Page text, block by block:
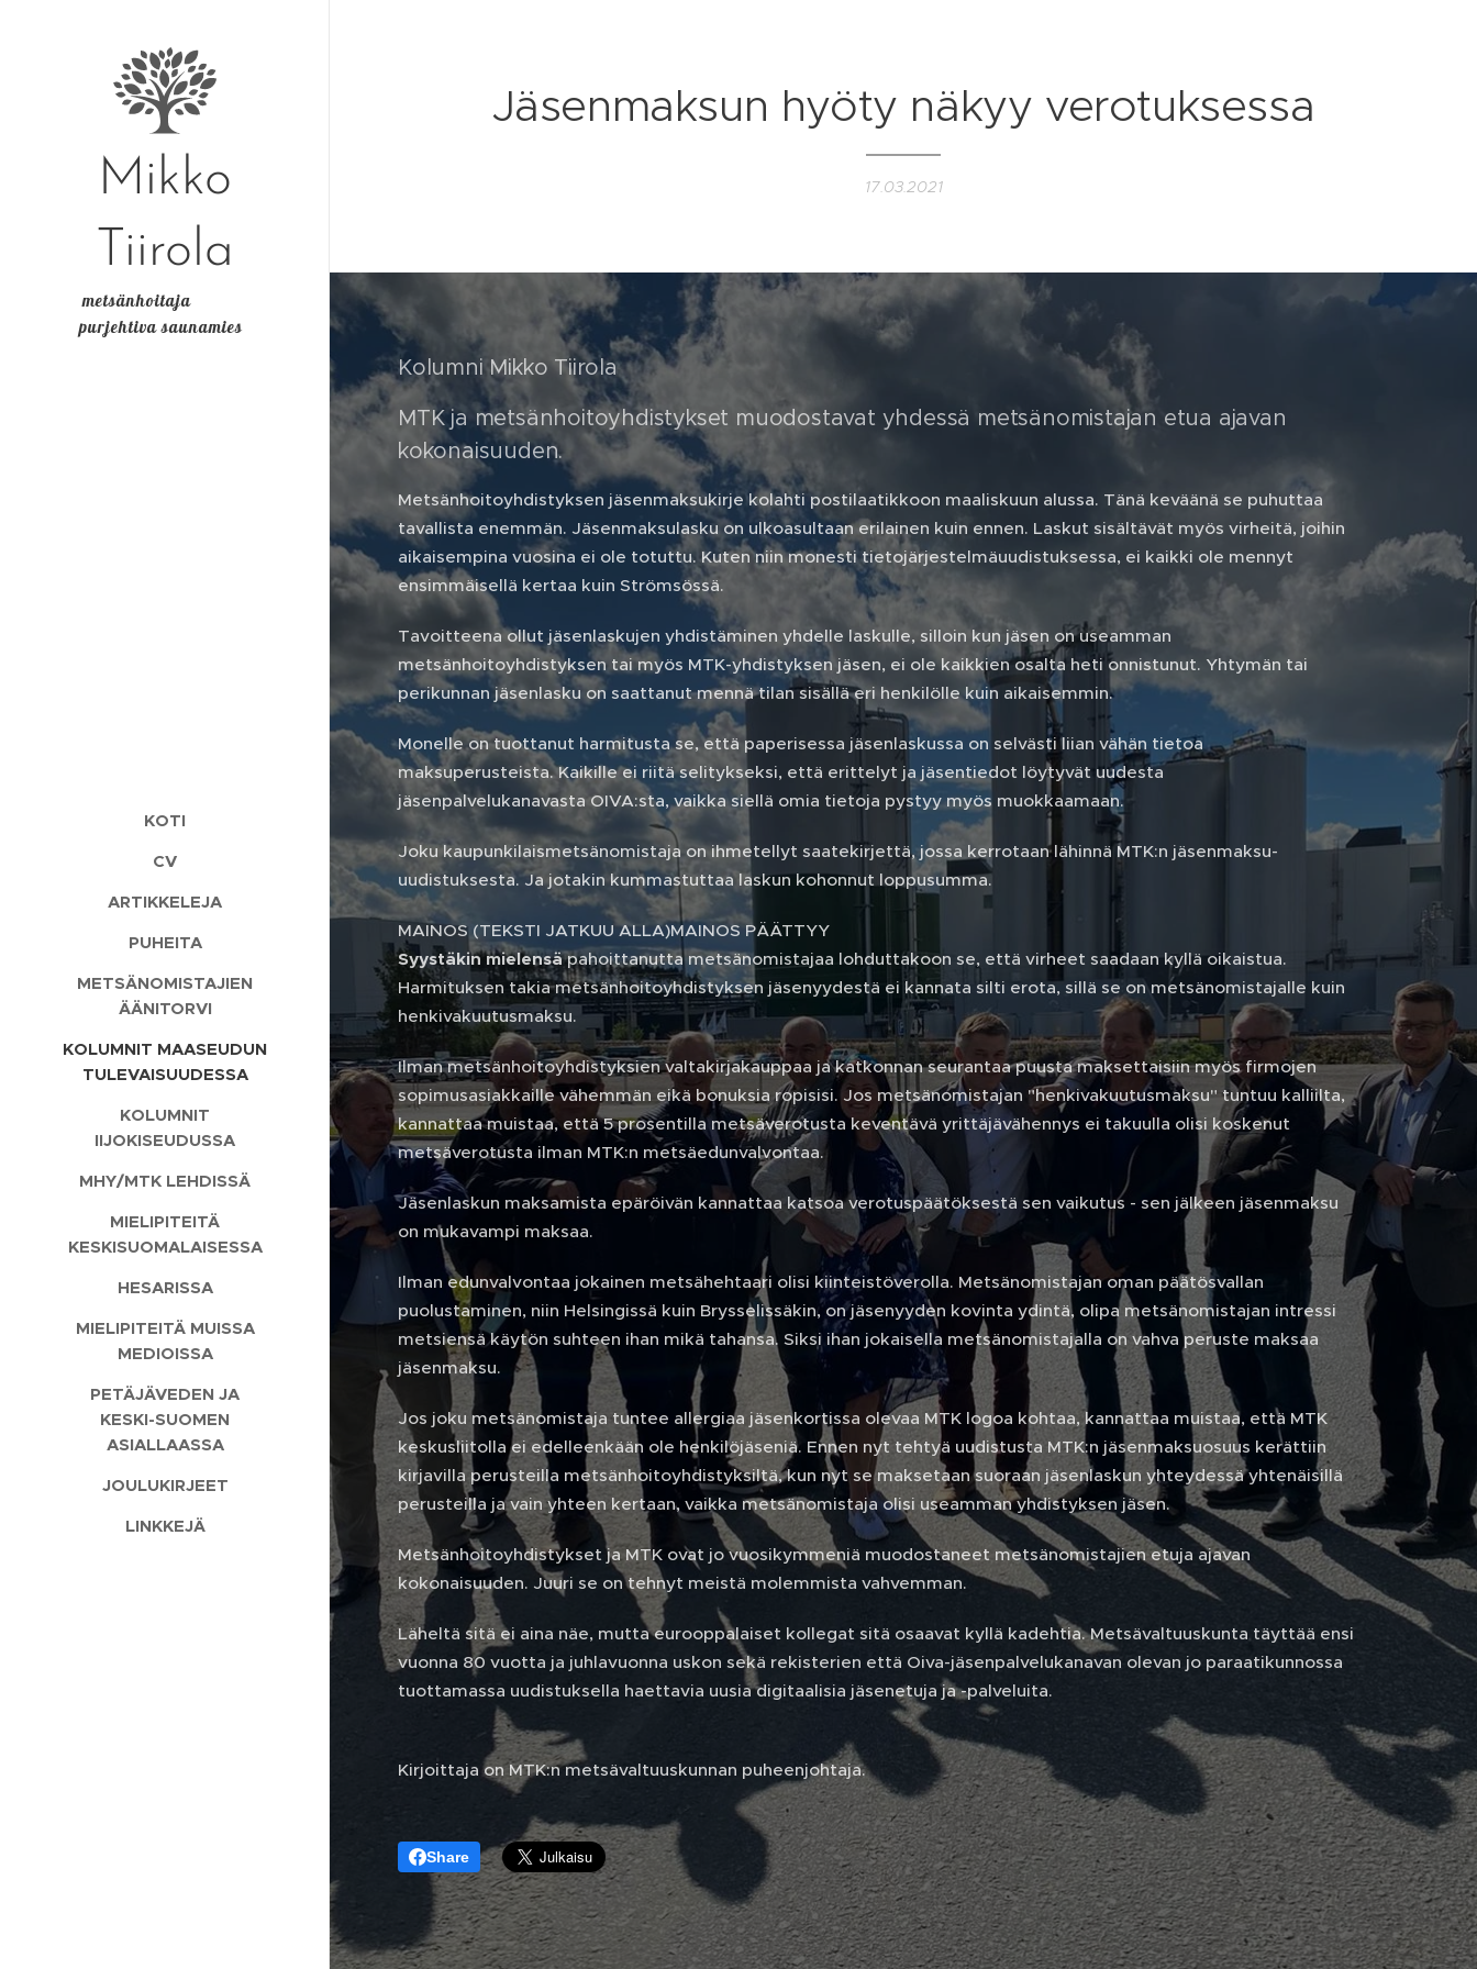
Mikko
Tiirola
metsänhoitaja
purjehtiva saunamies
KOTI
CV
ARTIKKELEJA
PUHEITA
METSÄNOMISTAJIEN
ÄÄNITORVI
KOLUMNIT MAASEUDUN
TULEVAISUUDESSA
KOLUMNIT
IIJOKISEUDUSSA
MHY/MTK LEHDISSÄ
MIELIPITEITÄ
KESKISUOMALAISESSA
HESARISSA
MIELIPITEITÄ MUISSA
MEDIOISSA
PETÄJÄVEDEN JA
KESKI-SUOMEN
ASIALLAASSA
JOULUKIRJEET
LINKKEJÄ
Jäsenmaksun hyöty näkyy verotuksessa
17.03.2021
Kolumni Mikko Tiirola
MTK ja metsänhoitoyhdistykset muodostavat yhdessä metsänomistajan etua ajavan
kokonaisuuden.
Metsänhoitoyhdistyksen jäsenmaksukirje kolahti postilaatikkoon maaliskuun alussa. Tänä keväänä se puhuttaa
tavallista enemmän. Jäsenmaksulasku on ulkoasultaan erilainen kuin ennen. Laskut sisältävät myös virheitä, joihin
aikaisempina vuosina ei ole totuttu. Kuten niin monesti tietojärjestelmäuudistuksessa, ei kaikki ole mennyt
ensimmäisellä kertaa kuin Strömsössä.
Tavoitteena ollut jäsenlaskujen yhdistäminen yhdelle laskulle, silloin kun jäsen on useamman
metsänhoitoyhdistyksen tai myös MTK-yhdistyksen jäsen, ei ole kaikkien osalta heti onnistunut. Yhtymän tai
perikunnan jäsenlasku on saattanut mennä tilan sisällä eri henkilölle kuin aikaisemmin.
Monelle on tuottanut harmitusta se, että paperisessa jäsenlaskussa on selvästi liian vähän tietoa
maksuperusteista. Kaikille ei riitä selitykseksi, että erittelyt ja jäsentiedot löytyvät uudesta
jäsenpalvelukanavasta OIVA:sta, vaikka siellä omia tietoja pystyy myös muokkaamaan.
Joku kaupunkilaismetsänomistaja on ihmetellyt saatekirjettä, jossa kerrotaan lähinnä MTK:n jäsenmaksu-
uudistuksesta. Ja jotakin kummastuttaa laskun kohonnut loppusumma.
MAINOS (TEKSTI JATKUU ALLA)MAINOS PÄÄTTYY
Syystäkin mielensäpahoittanutta metsänomistajaa lohduttakoon se, että virheet saadaan kyllä oikaistua.
Harmituksen takia metsänhoitoyhdistyksen jäsenyydestä ei kannata silti erota, sillä se on metsänomistajalle kuin
henkivakuutusmaksu.
Ilman metsänhoitoyhdistyksien valtakirjakauppaa ja katkonnan seurantaa puusta maksettaisiin myös firmojen
sopimusasiakkaille vähemmän eikä bonuksia ropisisi. Jos metsänomistajan "henkivakuutusmaksu" tuntuu kalliilta,
kannattaa muistaa, että 5 prosentilla metsäverotusta keventävä yrittäjävähennys ei takuulla olisi koskenut
metsäverotusta ilman MTK:n metsäedunvalvontaa.
Jäsenlaskun maksamista epäröivän kannattaa katsoa verotuspäätöksestä sen vaikutus - sen jälkeen jäsenmaksu
on mukavampi maksaa.
Ilman edunvalvontaa jokainen metsähehtaari olisi kiinteistöverolla. Metsänomistajan oman päätösvallan
puolustaminen, niin Helsingissä kuin Brysselissäkin, on jäsenyyden kovinta ydintä, olipa metsänomistajan intressi
metsiensä käytön suhteen ihan mikä tahansa. Siksi ihan jokaisella metsänomistajalla on vahva peruste maksaa
jäsenmaksu.
Jos joku metsänomistaja tuntee allergiaa jäsenkortissa olevaa MTK logoa kohtaa, kannattaa muistaa, että MTK
keskusliitolla ei edelleenkään ole henkilöjäseniä. Ennen nyt tehtyä uudistusta MTK:n jäsenmaksuosuus kerättiin
kirjavilla perusteilla metsänhoitoyhdistyksiltä, kun nyt se maksetaan suoraan jäsenlaskun yhteydessä yhtenäisillä
perusteilla ja vain yhteen kertaan, vaikka metsänomistaja olisi useamman yhdistyksen jäsen.
Metsänhoitoyhdistykset ja MTK ovat jo vuosikymmeniä muodostaneet metsänomistajien etuja ajavan
kokonaisuuden. Juuri se on tehnyt meistä molemmista vahvemman.
Läheltä sitä ei aina näe, mutta eurooppalaiset kollegat sitä osaavat kyllä kadehtia. Metsävaltuuskunta täyttää ensi
vuonna 80 vuotta ja juhlavuonna uskon sekä rekisterien että Oiva-jäsenpalvelukanavan olevan jo paraatikunnossa
tuottamassa uudistuksella haettavia uusia digitaalisia jäsenetuja ja -palveluita.
Kirjoittaja on MTK:n metsävaltuuskunnan puheenjohtaja.
Share